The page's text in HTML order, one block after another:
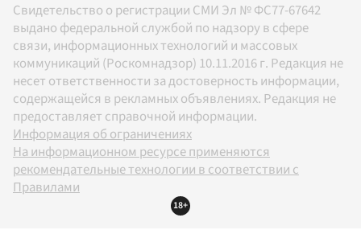
Свидетельство о регистрации СМИ Эл № ФС77-67642
выдано федеральной службой по надзору в сфере
связи, информационных технологий и массовых
коммуникаций (Роскомнадзор) 10.11.2016 г. Редакция не
несет ответственности за достоверность информации,
содержащейся в рекламных объявлениях. Редакция не
предоставляет справочной информации.
Информация об ограничениях
На информационном ресурсе применяются
рекомендательные технологии в соответствии с
Правилами
18+